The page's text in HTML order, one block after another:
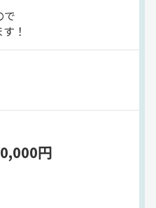
て
ていたので
北名古屋市、
ま市、
らも
タリ》です。
で
！
円